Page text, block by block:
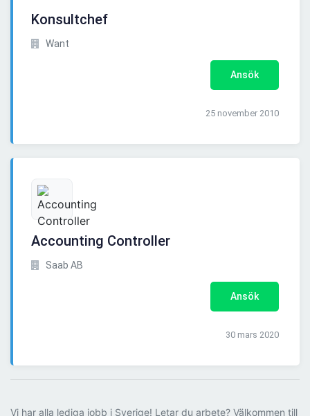
Konsultchef
Want
Ansök
25 november 2010
Accounting Controller
Saab AB
Ansök
30 mars 2020
Vi har alla lediga jobb i Sverige! Letar du arbete? Välkommen till